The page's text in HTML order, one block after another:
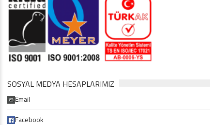
SOSYAL MEDYA HESAPLARIMIZ
Email
Facebook